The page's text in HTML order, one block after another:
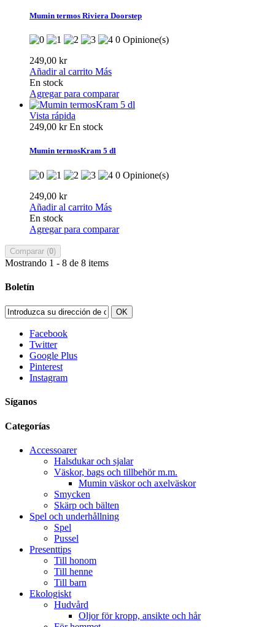
Mumin termos Riviera Doorstep
0 Opinione(s)
249,00 kr
Añadir al carrito Más
En stock
Agregar para comparar
Vista rápida
249,00 krEn stock
Mumin termosKram 5 dl
0 Opinione(s)
249,00 kr
Añadir al carrito Más
En stock
Agregar para comparar
Comparar (0)
Mostrando 1 - 8 de 8 items
Boletín
OK
Facebook
Twitter
Google Plus
Pinterest
Instagram
Síganos
Categorías
Accessoarer
Halsdukar och sjalar
Väskor, bags och tillbehör m.m.
Mumin väskor och axelväskor
Smycken
Skärp och bälten
Spel och underhållning
Spel
Pussel
Presenttips
Till honom
Till henne
Till barn
Ekologiskt
Hudvård
Oljor för kropp, ansikte och hår